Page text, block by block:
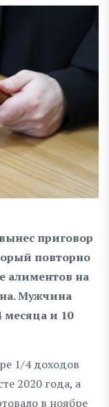
приговор
повторно
алиментов на
Мужчина
месяца и 10
1/4 доходов
2020 года, а
в ноябре